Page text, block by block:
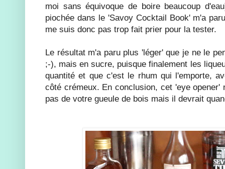
moi sans équivoque de boire beaucoup
piochée dans le 'Savoy Cocktail Book' m'a
me suis donc pas trop fait prier pour la tester.
Le résultat m'a paru plus 'léger' que je ne le
;-), mais en sucre, puisque finalement les
quantité et que c'est le rhum qui l'emporte,
côté crémeux. En conclusion, cet 'eye opener'
pas de votre gueule de bois mais il devrait